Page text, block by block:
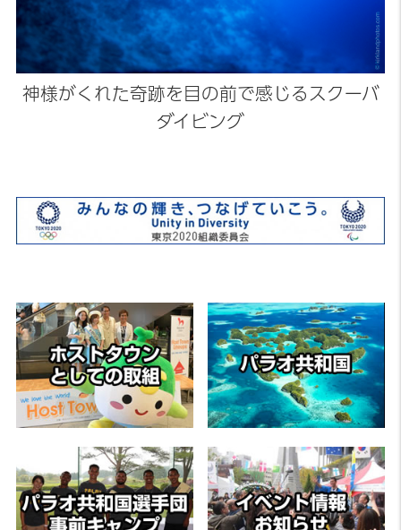
神様がくれた奇跡を目の前で感じるスクーバ
ダイビング